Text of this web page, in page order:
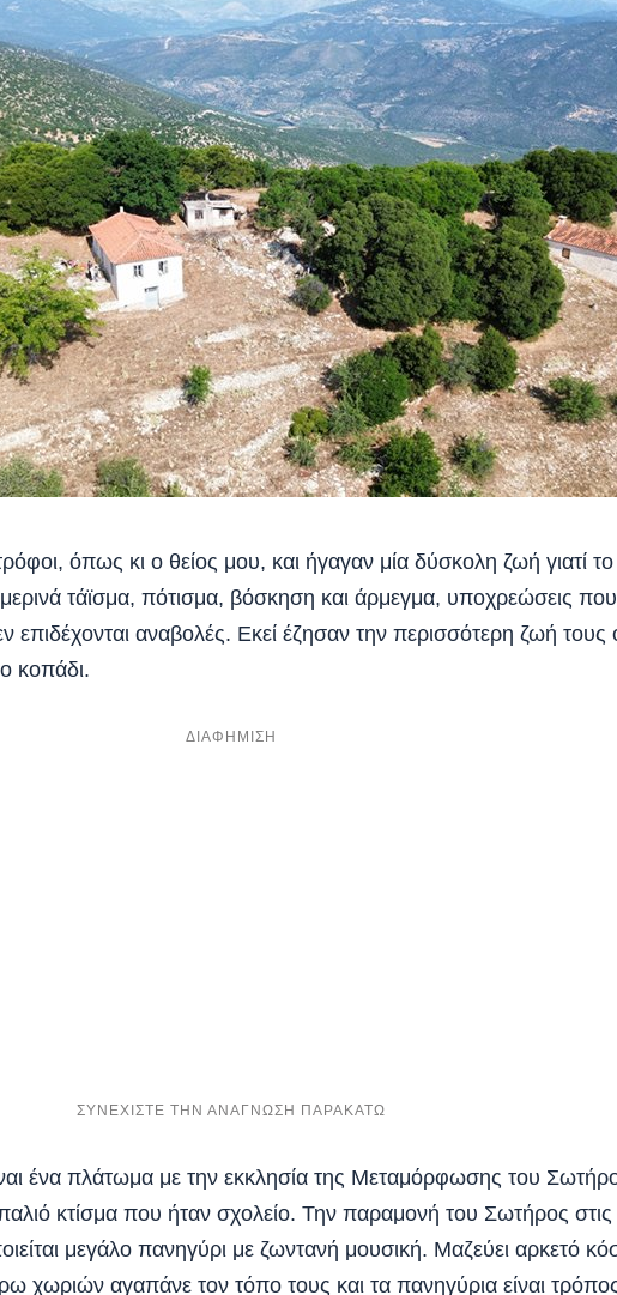
όπως κι ο θείος μου, και ήγαγαν μία δύσκολη ζωή γιατί το
τάϊσμα, πότισμα, βόσκηση και άρμεγμα, υποχρεώσεις που
επιδέχονται αναβολές. Εκεί έζησαν την περισσότερη ζωή τους
κοπάδι.
ένα πλάτωμα με την εκκλησία της Μεταμόρφωσης του
κτίσμα που ήταν σχολείο. Την παραμονή του Σωτήρος
μεγάλο πανηγύρι με ζωντανή μουσική. Μαζεύει αρκετό
χωριών αγαπάνε τον τόπο τους και τα πανηγύρια είναι